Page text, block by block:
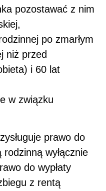
pozostawać z nim
po zmarłym
niż przed
i 60 lat
w związku
prawo do
wyłącznie
do wypłaty
z rentą